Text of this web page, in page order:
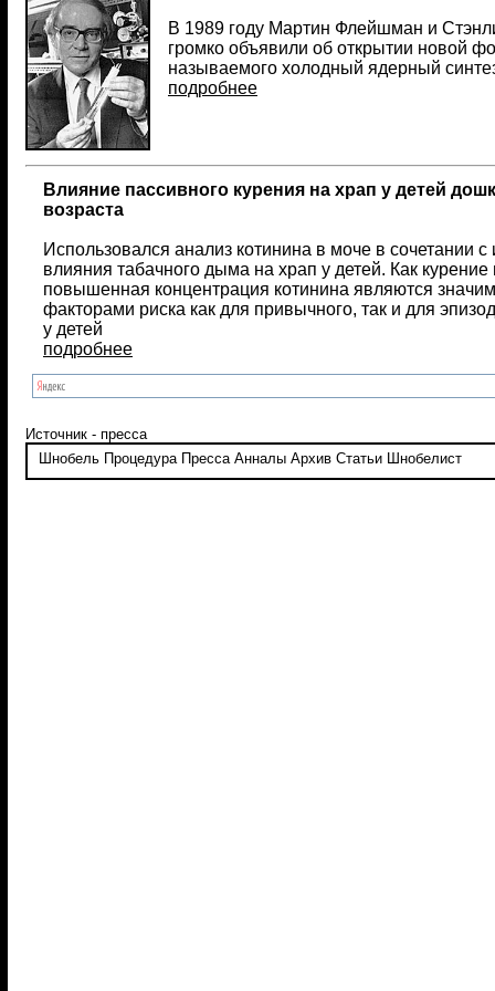
В 1989 году Мартин Флейшман и
громко объявили об открытии новой
называемого холодный ядерный
подробнее
Влияние пассивного курения на храп у детей
возраста
Использовался анализ котинина в моче в сочетании с
влияния табачного дыма на храп у детей. Как курение
повышенная концентрация котинина являются
факторами риска как для привычного, так и для
у детей
подробнее
Источник - пресса
Шнобель Процедура Пресса Анналы Архив Статьи Шнобелист